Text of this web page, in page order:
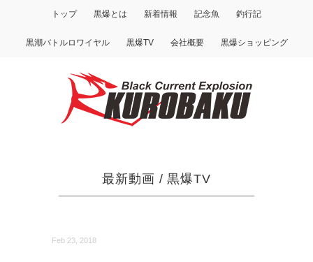
トップ 黒爆とは 新着情報 記念魚 釣行記
黒潮バトルロワイヤル 黒爆TV 会社概要 黒爆ショッピング
最新動画 /黒爆TV
Feb 23, 2018